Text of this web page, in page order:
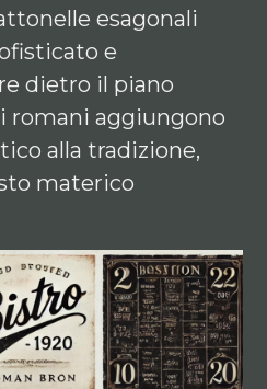
esagonali
e
dietro il piano
romani aggiungono
alla tradizione,
materico